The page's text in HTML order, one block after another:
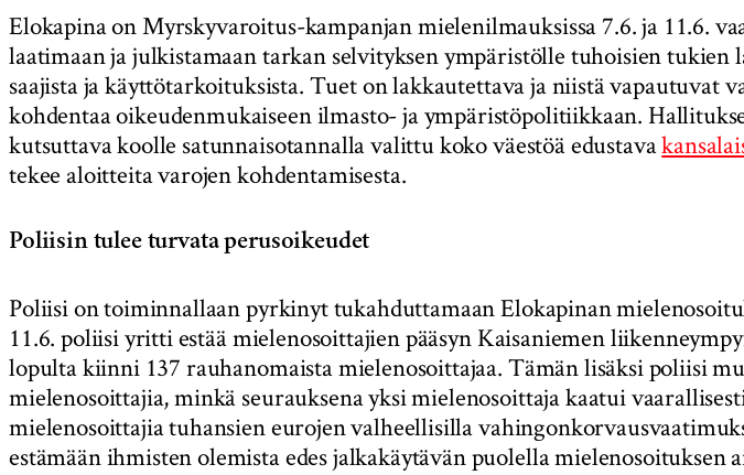
Elokapina on Myrskyvaroitus-kampanjan mielenilmauksissa 7.6. ja 11.6.
laatimaan ja julkistamaan tarkan selvityksen ympäristölle tuhoisien tukien
saajista ja käyttötarkoituksista. Tuet on lakkautettava ja niistä vapautuvat
kohdentaa oikeudenmukaiseen ilmasto- ja ympäristöpolitiikkaan.
kutsuttava koolle satunnaisotannalla valittu koko väestöä edustava
tekee aloitteita varojen kohdentamisesta.
Poliisin tulee turvata perusoikeudet
Poliisi on toiminnallaan pyrkinyt tukahduttamaan Elokapinan
11.6. poliisi yritti estää mielenosoittajien pääsyn Kaisaniemen
lopulta kiinni 137 rauhanomaista mielenosoittajaa. Tämän lisäksi poliisi
mielenosoittajia, minkä seurauksena yksi mielenosoittaja kaatui
mielenosoittajia tuhansien eurojen valheellisilla
estämään ihmisten olemista edes jalkakäytävän puolella mielenosoituksen